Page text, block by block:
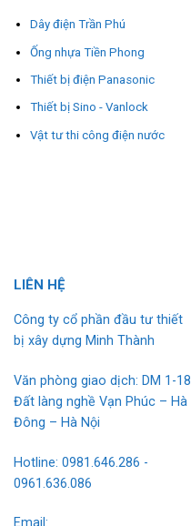
Dây điện Trần Phú
Ống nhựa Tiền Phong
Thiết bị điện Panasonic
Thiết bị Sino - Vanlock
Vật tư thi công điện nước
LIÊN HỆ
Công ty cổ phần đầu tư thiết
bị xây dựng Minh Thành
Văn phòng giao dịch: DM 1-18
Đất làng nghề Vạn Phúc – Hà
Đông – Hà Nội
Hotline: 0981.646.286 -
0961.636.086